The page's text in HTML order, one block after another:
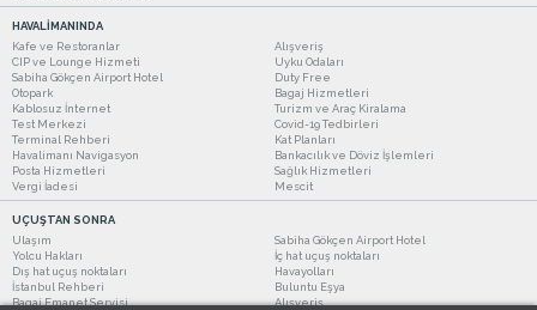
HAVALİMANINDA
Kafe ve Restoranlar
Alışveriş
CIP ve Lounge Hizmeti
Uyku Odaları
Sabiha Gökçen Airport Hotel
Duty Free
Otopark
Bagaj Hizmetleri
Kablosuz İnternet
Turizm ve Araç Kiralama
Test Merkezi
Covid-19 Tedbirleri
Terminal Rehberi
Kat Planları
Havalimanı Navigasyon
Bankacılık ve Döviz İşlemleri
Posta Hizmetleri
Sağlık Hizmetleri
Vergi İadesi
Mescit
UÇUŞTAN SONRA
Ulaşım
Sabiha Gökçen Airport Hotel
Yolcu Hakları
İç hat uçuş noktaları
Dış hat uçuş noktaları
Havayolları
İstanbul Rehberi
Buluntu Eşya
Bagaj Emanet Servisi
Alışveriş